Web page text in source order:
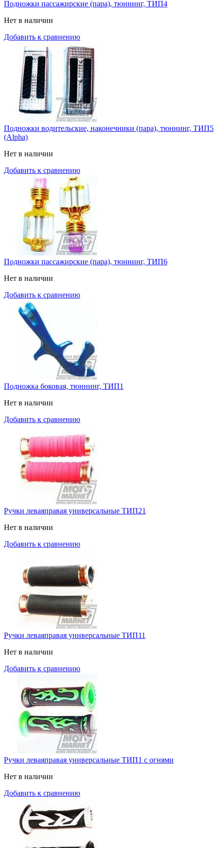
Подножки пассажирские (пара), тюннинг, ТИП4
Нет в наличии
Добавить к сравнению
Подножки водительские, наконечники (пара), тюннинг, ТИП5
(Alpha)
Нет в наличии
Добавить к сравнению
Подножки пассажирские (пара), тюннинг, ТИП6
Нет в наличии
Добавить к сравнению
Подножка боковая, тюннинг, ТИП1
Нет в наличии
Добавить к сравнению
Ручки леваяправая универсальные ТИП21
Нет в наличии
Добавить к сравнению
Ручки леваяправая универсальные ТИП11
Нет в наличии
Добавить к сравнению
Ручки леваяправая универсальные ТИП1 с огнями
Нет в наличии
Добавить к сравнению